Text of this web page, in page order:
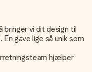
bringer vi dit design til
gave lige så unik som
hjælper